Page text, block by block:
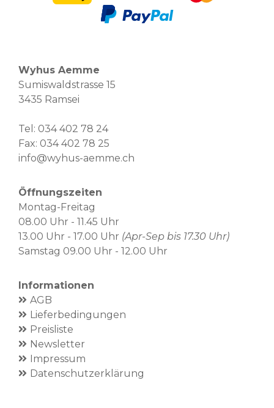
Wyhus Aemme
Sumiswaldstrasse 15
3435 Ramsei
Tel: 034 402 78 24
Fax: 034 402 78 25
info@wyhus-aemme.ch
Öffnungszeiten
Montag-Freitag
08.00 Uhr - 11.45 Uhr
13.00 Uhr - 17.00 Uhr (Apr-Sep bis 17.30 Uhr)
Samstag 09.00 Uhr - 12.00 Uhr
Informationen
AGB
Lieferbedingungen
Preisliste
Newsletter
Impressum
Datenschutzerklärung